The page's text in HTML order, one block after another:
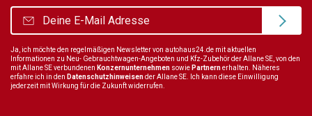
Ja, ich möchte den regelmäßigen Newsletter von autohaus24.de mit aktuellen
Informationen zu Neu- Gebrauchtwagen-Angeboten und Kfz-Zubehör der Allane SE, von den
mit Allane SE verbundenen Konzernunternehmen sowie Partnernerhalten. Näheres
erfahre ich in den Datenschutzhinweisender Allane SE. Ich kann diese Einwilligung
jederzeit mit Wirkung für die Zukunft widerrufen.